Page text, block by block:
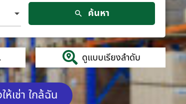
ค้นหา
ดูแบบเรียงลำดับ
ห้เช่า ใกล้ฉัน